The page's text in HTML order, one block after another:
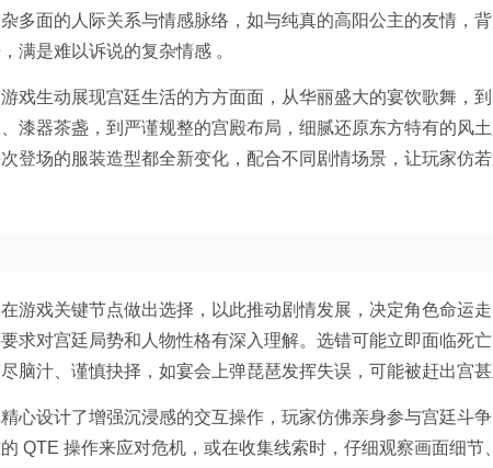
多面的人际关系与情感脉络，如与纯真的高阳公主的友情，
满是难以诉说的复杂情感 。
戏生动展现宫廷生活的方方面面，从华丽盛大的宴饮歌舞，
漆器茶盏，到严谨规整的宫殿布局，细腻还原东方特有的风
登场的服装造型都全新变化，配合不同剧情场景，让玩家仿若
游戏关键节点做出选择，以此推动剧情发展，决定角色命运
求对宫廷局势和人物性格有深入理解。选错可能立即面临死
脑汁、谨慎抉择，如宴会上弹琵琶发挥失误，可能被赶出宫甚
心设计了增强沉浸感的交互操作，玩家仿佛亲身参与宫廷斗
QTE 操作来应对危机，或在收集线索时，仔细观察画面细节